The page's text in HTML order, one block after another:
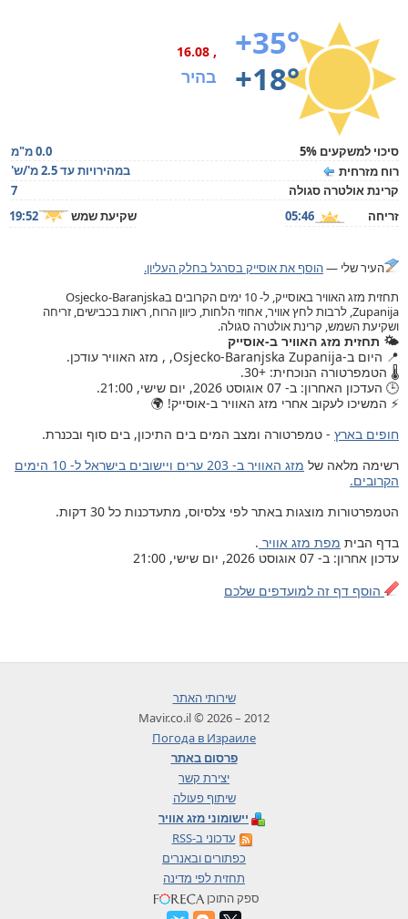
+35°
+18°
, 16.08
בהיר
סיכוי למשקעים 5%
0.0 מ"מ
רוח מזרחית
במהירויות עד 2.5 מ'/ש'
קרינת אולטרה סגולה
7
זריחה
05:46 שקיעת שמש 19:52
העיר שלי —הוסף את אוסייק בסרגל בחלק העליון.
תחזית מזג האוויר באוסייק, ל- 10 ימים הקרובים בOsjecko-Baranjska
Zupanija, לרבות לחץ אוויר, אחוזי הלחות, כיוון הרוח, ראות בכבישים, זריחה
ושקיעת השמש, קרינת אולטרה סגולה.
🌤️ תחזית מזג האוויר ב-אוסייק
📍 היום ב-Osjecko-Baranjska Zupanija, , מזג האוויר עודכן.
🌡️ הטמפרטורה הנוכחית: +30.
🕒 העדכון האחרון: ב- 07 אוגוסט 2026, יום שישי, 21:00.
⚡ המשיכו לעקוב אחרי מזג האוויר ב-אוסייק! 🌍
חופים בארץ - טמפרטורה ומצב המים בים התיכון, בים סוף ובכנרת.
רשימה מלאה של
מזג האוויר ב- 203 ערים ויישובים בישראל ל- 10 הימים
הקרובים.
הטמפרטורות מוצגות באתר לפי צלסיוס, מתעדכנות כל 30 דקות.
בדף הבית מפת מזג אוויר .
עדכון אחרון: ב- 07 אוגוסט 2026, יום שישי, 21:00
הוסף דף זה למועדפים שלכם
שירותי האתר
2012 – 2026 © Mavir.co.il
Погода в Израиле
פרסום באתר
יצירת קשר
שיתוף פעולה
יישומוני מזג אוויר
עדכוני ב-RSS
כפתורים ובאנרים
תחזית לפי מדינה
ספק התוכן